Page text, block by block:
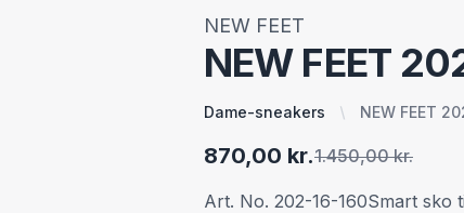
NEW FEET
NEW FEET
Dame-sneakers NEW FEET
870,00 kr.1.450,00 kr.
Art. No. 202-16-160Smart sko